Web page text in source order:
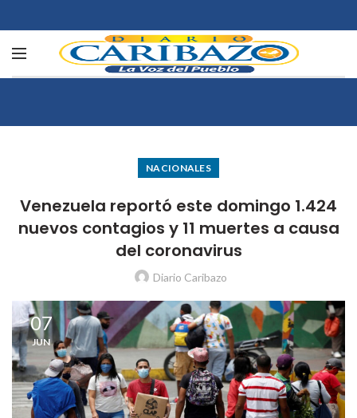
NACIONALES
Venezuela reportó este domingo 1.424
nuevos contagios y 11 muertes a causa
del coronavirus
Diario Caribazo
07
JUN